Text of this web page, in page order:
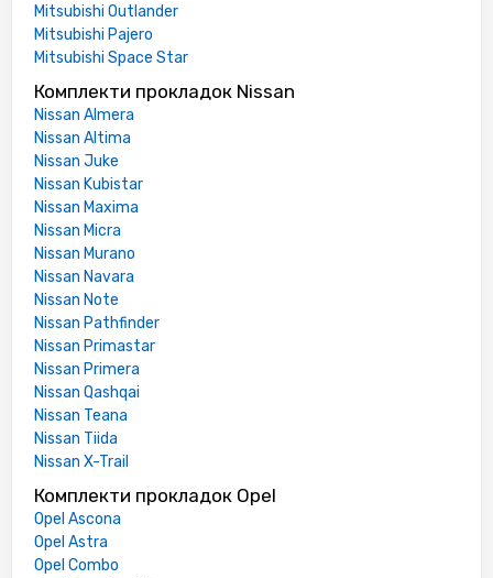
Mitsubishi Outlander
Mitsubishi Pajero
Mitsubishi Space Star
Комплекти прокладок Nissan
Nissan Almera
Nissan Altima
Nissan Juke
Nissan Kubistar
Nissan Maxima
Nissan Micra
Nissan Murano
Nissan Navara
Nissan Note
Nissan Pathfinder
Nissan Primastar
Nissan Primera
Nissan Qashqai
Nissan Teana
Nissan Tiida
Nissan X-Trail
Комплекти прокладок Opel
Opel Ascona
Opel Astra
Opel Combo